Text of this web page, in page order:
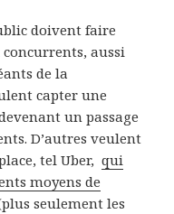
doivent faire
aussi
de la
capter une
un passage
D’autres veulent
tel Uber,qui
moyens de
seulement les